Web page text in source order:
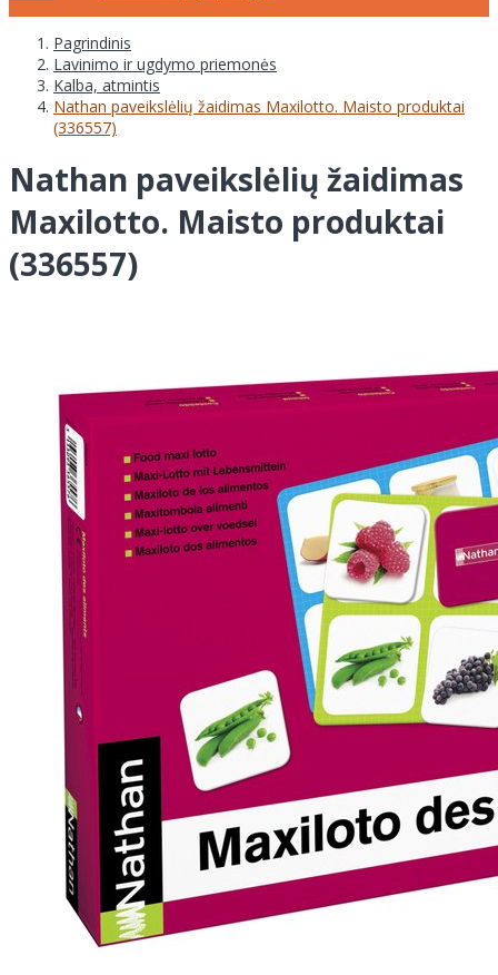
Pagrindinis
Lavinimo ir ugdymo priemonės
Kalba, atmintis
Nathan paveikslėlių žaidimas Maxilotto. Maisto produktai
(336557)
Nathan paveikslėlių žaidimas
Maxilotto. Maisto produktai
(336557)